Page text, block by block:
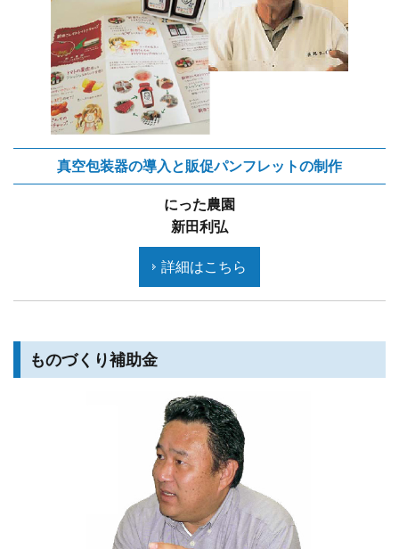
真空包装器の導入と販促パンフレットの制作
にった農園
新田利弘
詳細はこちら
ものづくり補助金